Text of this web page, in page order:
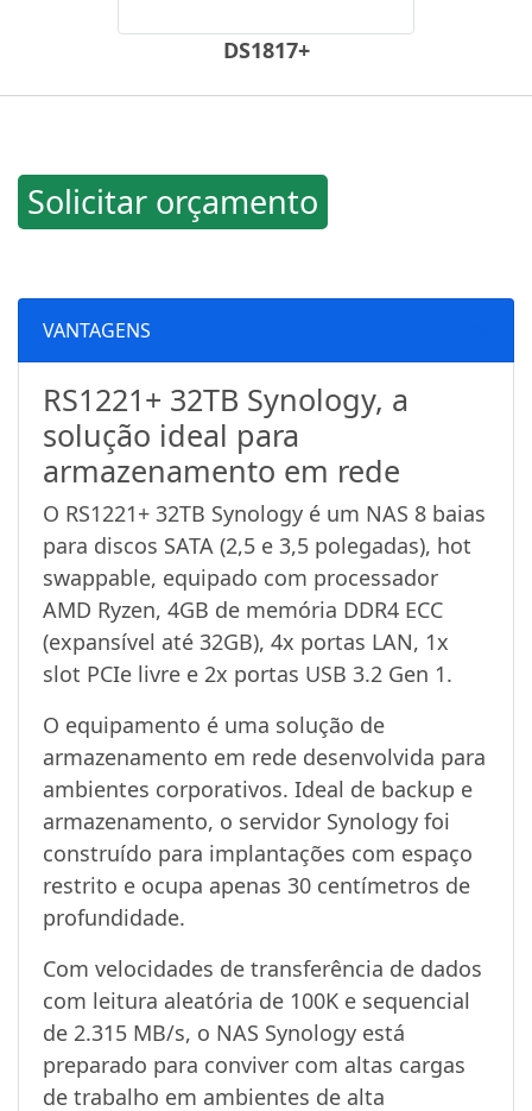
DS1817+
Solicitar orçamento
VANTAGENS
RS1221+ 32TB Synology, a
solução ideal para
armazenamento em rede
O RS1221+ 32TB Synology é um NAS 8 baias
para discos SATA (2,5 e 3,5 polegadas), hot
swappable, equipado com processador
AMD Ryzen, 4GB de memória DDR4 ECC
(expansível até 32GB), 4x portas LAN, 1x
slot PCIe livre e 2x portas USB 3.2 Gen 1.
O equipamento é uma solução de
armazenamento em rede desenvolvida para
ambientes corporativos. Ideal de backup e
armazenamento, o servidor Synology foi
construído para implantações com espaço
restrito e ocupa apenas 30 centímetros de
profundidade.
Com velocidades de transferência de dados
com leitura aleatória de 100K e sequencial
de 2.315 MB/s, o NAS Synology está
preparado para conviver com altas cargas
de trabalho em ambientes de alta